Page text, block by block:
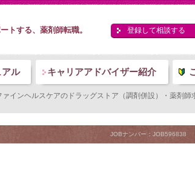
トする、薬剤師転職。 登録して相談する
アル キャリアアドバイザー紹介
インヘルスケアのドラッグストア（調剤併設）・薬剤師
JOBナンバー：JOB596838